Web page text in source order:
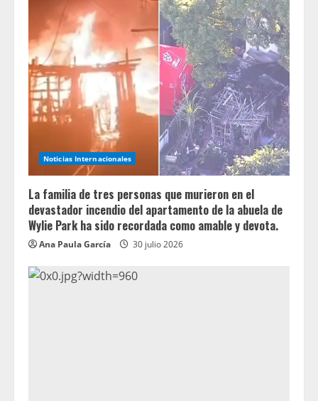
Noticias Internacionales
La familia de tres personas que murieron en el
devastador incendio del apartamento de la abuela de
Wylie Park ha sido recordada como amable y devota.
Ana Paula García 30 julio 2026